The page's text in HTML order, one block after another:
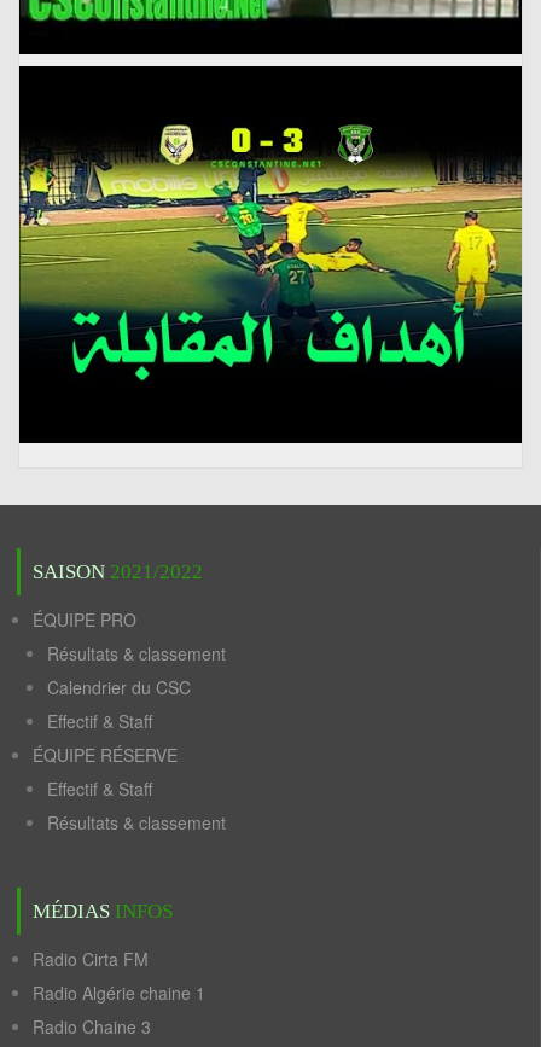
SAISON 2021/2022
ÉQUIPE PRO
Résultats & classement
Calendrier du CSC
Effectif & Staff
ÉQUIPE RÉSERVE
Effectif & Staff
Résultats & classement
MÉDIAS INFOS
Radio Cirta FM
Radio Algérie chaine 1
Radio Chaine 3